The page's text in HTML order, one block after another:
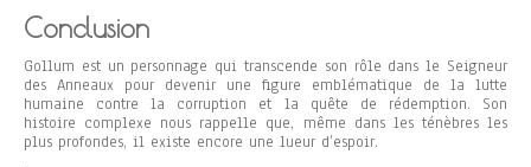
Conclusion
Gollum est un personnage qui transcende son rôle dans le Seigneur
des Anneaux pour devenir une figure emblématique de la lutte
humaine contre la corruption et la quête de rédemption. Son
histoire complexe nous rappelle que, même dans les ténèbres les
plus profondes, il existe encore une lueur d’espoir.